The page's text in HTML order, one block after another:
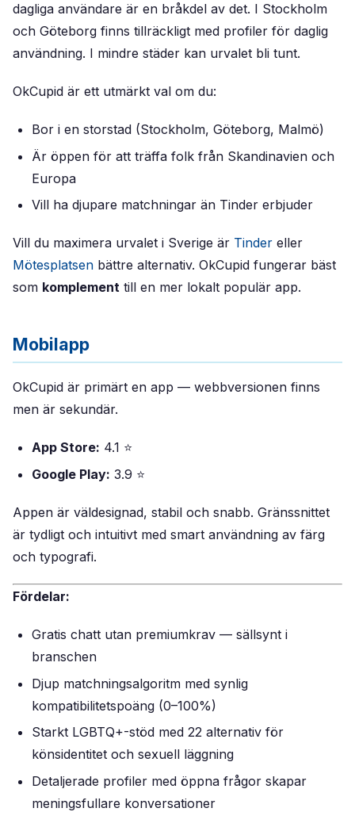
dagliga användare är en bråkdel av det. I Stockholm
och Göteborg finns tillräckligt med profiler för daglig
användning. I mindre städer kan urvalet bli tunt.
OkCupid är ett utmärkt val om du:
Bor i en storstad (Stockholm, Göteborg, Malmö)
Är öppen för att träffa folk från Skandinavien och
Europa
Vill ha djupare matchningar än Tinder erbjuder
Vill du maximera urvalet i Sverige är Tinder eller
Mötesplatsen bättre alternativ. OkCupid fungerar bäst
som komplement till en mer lokalt populär app.
Mobilapp
OkCupid är primärt en app — webbversionen finns
men är sekundär.
App Store: 4.1 ⭐
Google Play: 3.9 ⭐
Appen är väldesignad, stabil och snabb. Gränssnittet
är tydligt och intuitivt med smart användning av färg
och typografi.
Fördelar:
Gratis chatt utan premiumkrav — sällsynt i
branschen
Djup matchningsalgoritm med synlig
kompatibilitetspoäng (0–100%)
Starkt LGBTQ+-stöd med 22 alternativ för
könsidentitet och sexuell läggning
Detaljerade profiler med öppna frågor skapar
meningsfullare konversationer